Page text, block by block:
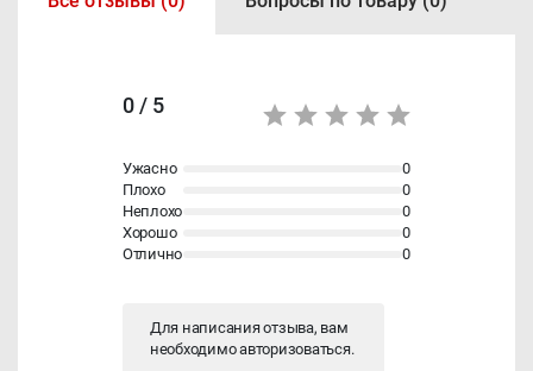
0 / 5
Ужасно
0
Плохо
0
Неплохо
0
Хорошо
0
Отлично
0
Для написания отзыва, вам
необходимоавторизоваться.